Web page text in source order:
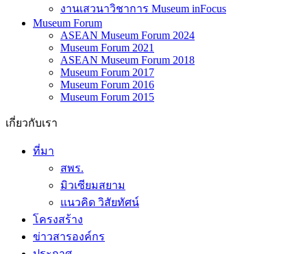
งานเสวนาวิชาการ Museum inFocus
Museum Forum
ASEAN Museum Forum 2024
Museum Forum 2021
ASEAN Museum Forum 2018
Museum Forum 2017
Museum Forum 2016
Museum Forum 2015
เกี่ยวกับเรา
ที่มา
สพร.
มิวเซียมสยาม
แนวคิด วิสัยทัศน์
โครงสร้าง
ข่าวสารองค์กร